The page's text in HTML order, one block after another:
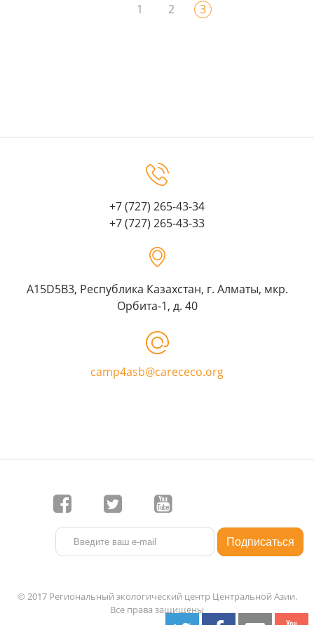
1 2 3
+7 (727) 265-43-34
+7 (727) 265-43-33
A15D5B3, Республика Казахстан, г. Алматы, мкр.
Орбита-1, д. 40
camp4asb@carececo.org
© 2017 Региональный экологический центр Центральной Азии.
Все права защищены